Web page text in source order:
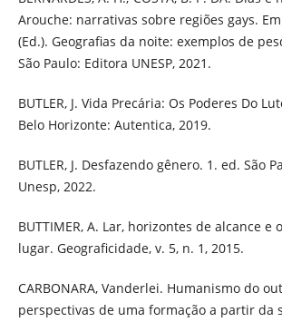
Arouche: narrativas sobre regiões gays.
(Ed.). Geografias da noite: exemplos de
São Paulo: Editora UNESP, 2021.
BUTLER, J. Vida Precária: Os Poderes Do
Belo Horizonte: Autentica, 2019.
BUTLER, J. Desfazendo gênero. 1. ed. São
Unesp, 2022.
BUTTIMER, A. Lar, horizontes de alcance e
lugar. Geograficidade, v. 5, n. 1, 2015.
CARBONARA, Vanderlei. Humanismo do
perspectivas de uma formação a partir da